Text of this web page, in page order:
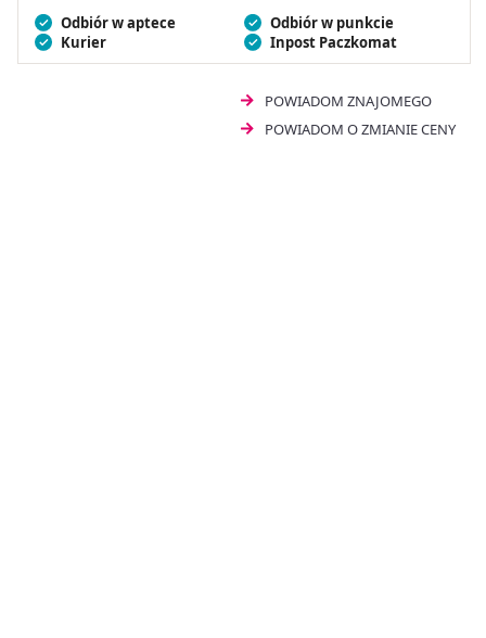
Odbiór w aptece
Odbiór w punkcie
Kurier
Inpost Paczkomat
POWIADOM ZNAJOMEGO
POWIADOM O ZMIANIE CENY